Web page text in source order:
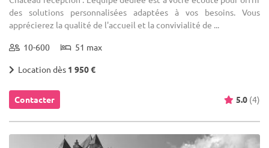
des solutions personnalisées adaptées à vos besoins. Vous
apprécierez la qualité de l'accueil et la convivialité de ...
10-600 51 max
Location dès 1 950 €
Contacter 5.0 (4)